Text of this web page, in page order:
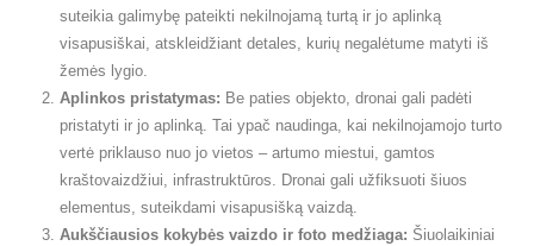
suteikia galimybę pateikti nekilnojamą turtą ir jo aplinką
visapusiškai, atskleidžiant detales, kurių negalėtume matyti iš
žemės lygio.
Aplinkos pristatymas: Be paties objekto, dronai gali padėti
pristatyti ir jo aplinką. Tai ypač naudinga, kai nekilnojamojo turto
vertė priklauso nuo jo vietos – artumo miestui, gamtos
kraštovaizdžiui, infrastruktūros. Dronai gali užfiksuoti šiuos
elementus, suteikdami visapusišką vaizdą.
Aukščiausios kokybės vaizdo ir foto medžiaga: Šiuolaikiniai